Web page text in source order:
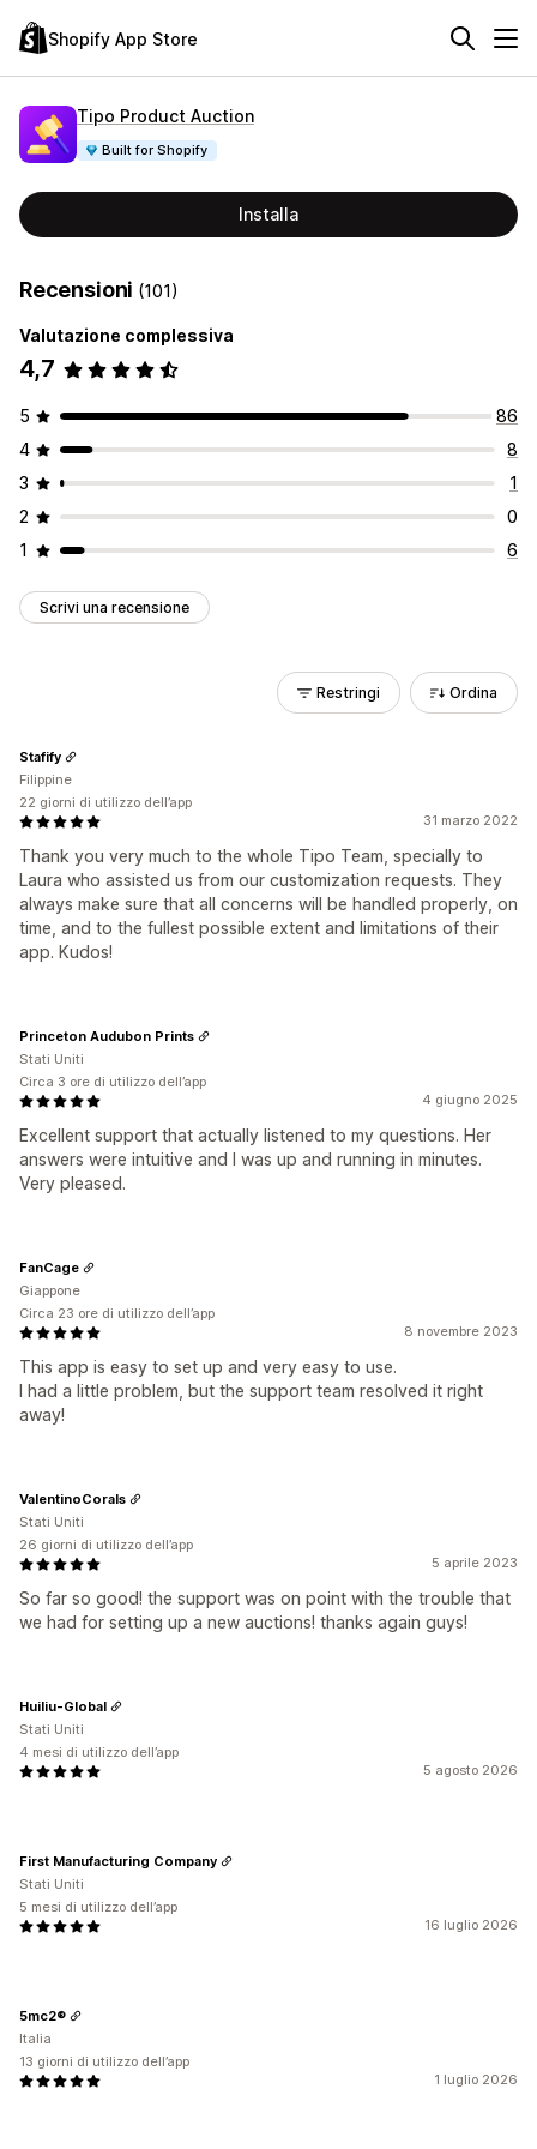
Shopify App Store
Tipo Product Auction
Built for Shopify
Installa
Recensioni (101)
Valutazione complessiva
4,7
5
86
4
8
3
1
2
0
1
6
Scrivi una recensione
Restringi Ordina
31 marzo 2022
Thank you very much to the whole Tipo Team, specially to
Laura who assisted us from our customization requests. They
always make sure that all concerns will be handled properly, on
time, and to the fullest possible extent and limitations of their
app. Kudos!
Stafify
Filippine
22 giorni di utilizzo dell’app
4 giugno 2025
Excellent support that actually listened to my questions. Her
answers were intuitive and I was up and running in minutes.
Very pleased.
Princeton Audubon Prints
Stati Uniti
Circa 3 ore di utilizzo dell’app
8 novembre 2023
This app is easy to set up and very easy to use.
I had a little problem, but the support team resolved it right
away!
FanCage
Giappone
Circa 23 ore di utilizzo dell’app
5 aprile 2023
So far so good! the support was on point with the trouble that
we had for setting up a new auctions! thanks again guys!
ValentinoCorals
Stati Uniti
26 giorni di utilizzo dell’app
5 agosto 2026
Huiliu-Global
Stati Uniti
4 mesi di utilizzo dell’app
16 luglio 2026
First Manufacturing Company
Stati Uniti
5 mesi di utilizzo dell’app
1 luglio 2026
5mc2®
Italia
13 giorni di utilizzo dell’app